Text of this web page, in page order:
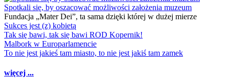
Spotkali się, by oszacować możliwości założenia muzeum
Fundacja „Mater Dei”, ta sama dzięki której w dużej mierze
Sukces jest (z) kobietą
Tak się bawi, tak się bawi ROD Kopernik!
Malbork w Europarlamencie
To nie jest jakieś tam miasto, to nie jest jakiś tam zamek
więcej ...